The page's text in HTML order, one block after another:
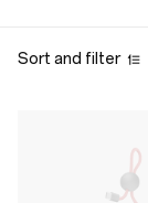
Store
Sort and filter